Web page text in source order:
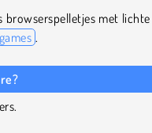
met
.